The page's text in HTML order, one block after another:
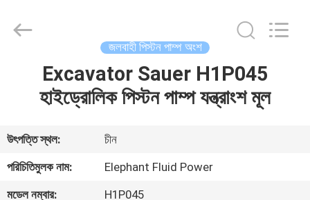
আমাদের
সম্পর্কে
Power
Co.,Ltd.
জলবাহী পিস্টন পাম্প অংশ
Excavator Sauer H1P045
হাইড্রোলিক পিস্টন পাম্প যন্ত্রাংশ মূল
উৎপত্তি স্থল:
চীন
পরিচিতিমুলক নাম:
Elephant Fluid Power
মডেল নম্বার:
H1P045